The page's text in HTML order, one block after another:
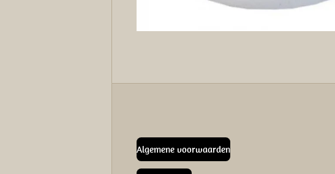
Algemene voorwaarden